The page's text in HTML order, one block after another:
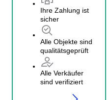
Ihre Zahlung ist
sicher
Alle Objekte sind
qualitätsgeprüft
Alle Verkäufer
sind verifiziert